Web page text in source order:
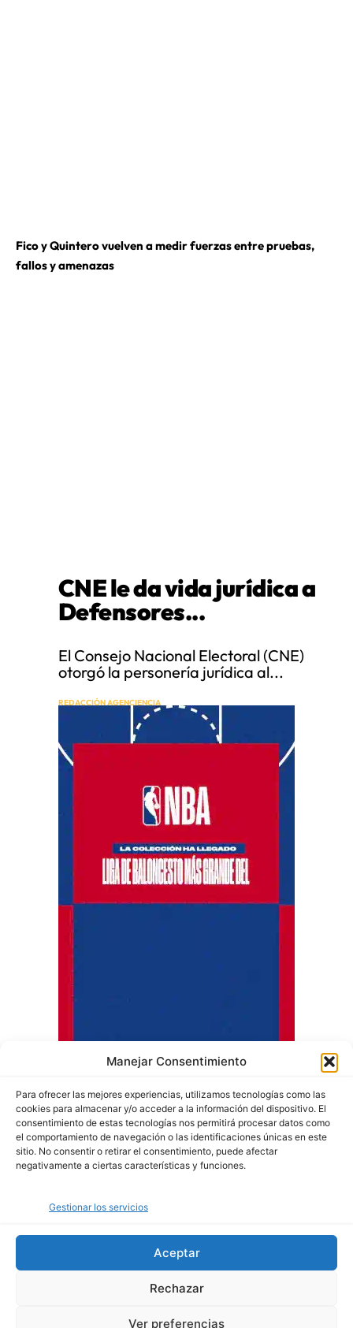
Manejar Consentimiento
Para ofrecer las mejores experiencias, utilizamos tecnologías como las
cookies para almacenar y/o acceder a la información del dispositivo. El
consentimiento de estas tecnologías nos permitirá procesar datos como
el comportamiento de navegación o las identificaciones únicas en este
sitio. No consentir o retirar el consentimiento, puede afectar
negativamente a ciertas características y funciones.
Gestionar los servicios
Aceptar
Rechazar
Ver preferencias
Fico y Quintero vuelven a medir fuerzas entre pruebas,
fallos y amenazas
CNE le da vida jurídica a
Defensores...
El Consejo Nacional Electoral (CNE)
otorgó la personería jurídica al...
REDACCIÓN AGENCIENCIA